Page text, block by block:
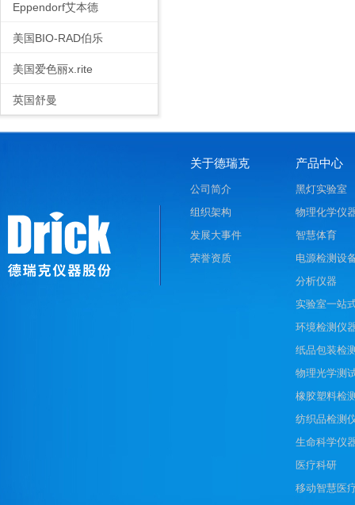
Eppendorf艾本德
美国BIO-RAD伯乐
美国爱色丽x.rite
英国舒曼
关于德瑞克
公司简介
组织架构
发展大事件
荣誉资质
产品中心
黑灯实验室
物理化学仪
智慧体育
电源检测设
分析仪器
实验室一站
环境检测仪
纸品包装检
物理光学测
橡胶塑料检
纺织品检测
生命科学仪
医疗科研
移动智慧医